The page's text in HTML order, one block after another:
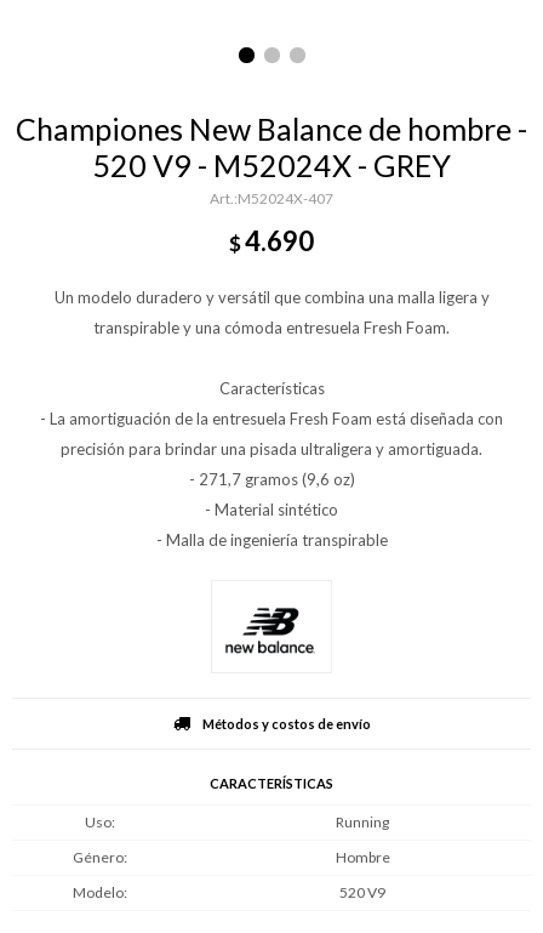
Championes New Balance de hombre -
520 V9 - M52024X - GREY
M52024X-407
$4.690
Un modelo duradero y versátil que combina una malla ligera y
transpirable y una cómoda entresuela Fresh Foam.
Características
- La amortiguación de la entresuela Fresh Foam está diseñada con
precisión para brindar una pisada ultraligera y amortiguada.
- 271,7 gramos (9,6 oz)
- Material sintético
- Malla de ingeniería transpirable
Métodos y costos de envío
CARACTERÍSTICAS
Uso
Running
Género
Hombre
Modelo
520 V9